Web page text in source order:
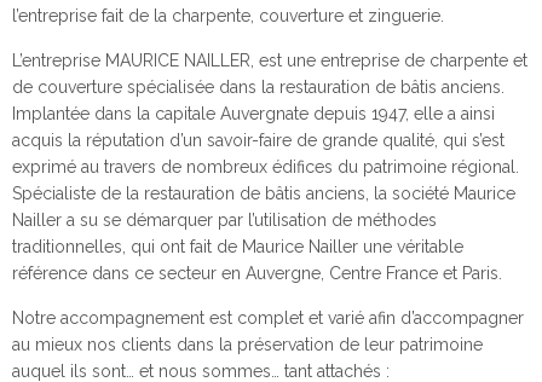
l’entreprise fait de la charpente, couverture et zinguerie.
L’entreprise MAURICE NAILLER, est une entreprise de charpente et
de couverture spécialisée dans la restauration de bâtis anciens.
Implantée dans la capitale Auvergnate depuis 1947, elle a ainsi
acquis la réputation d’un savoir-faire de grande qualité, qui s’est
exprimé au travers de nombreux édifices du patrimoine régional.
Spécialiste de la restauration de bâtis anciens, la société Maurice
Nailler a su se démarquer par l’utilisation de méthodes
traditionnelles, qui ont fait de Maurice Nailler une véritable
référence dans ce secteur en Auvergne, Centre France et Paris.
Notre accompagnement est complet et varié afin d’accompagner
au mieux nos clients dans la préservation de leur patrimoine
auquel ils sont… et nous sommes… tant attachés :